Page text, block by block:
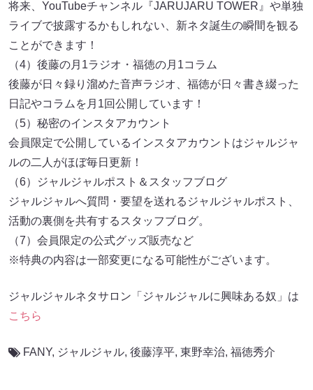
将来、YouTubeチャンネル『JARUJARU TOWER』や単独
ライブで披露するかもしれない、新ネタ誕生の瞬間を観る
ことができます！
（4）後藤の月1ラジオ・福徳の月1コラム
後藤が日々録り溜めた音声ラジオ、福徳が日々書き綴った
日記やコラムを月1回公開しています！
（5）秘密のインスタアカウント
会員限定で公開しているインスタアカウントはジャルジャ
ルの二人がほぼ毎日更新！
（6）ジャルジャルポスト＆スタッフブログ
ジャルジャルへ質問・要望を送れるジャルジャルポスト、
活動の裏側を共有するスタッフブログ。
（7）会員限定の公式グッズ販売など
※特典の内容は一部変更になる可能性がございます。
ジャルジャルネタサロン「ジャルジャルに興味ある奴」は
こちら
FANY, ジャルジャル, 後藤淳平, 東野幸治, 福徳秀介